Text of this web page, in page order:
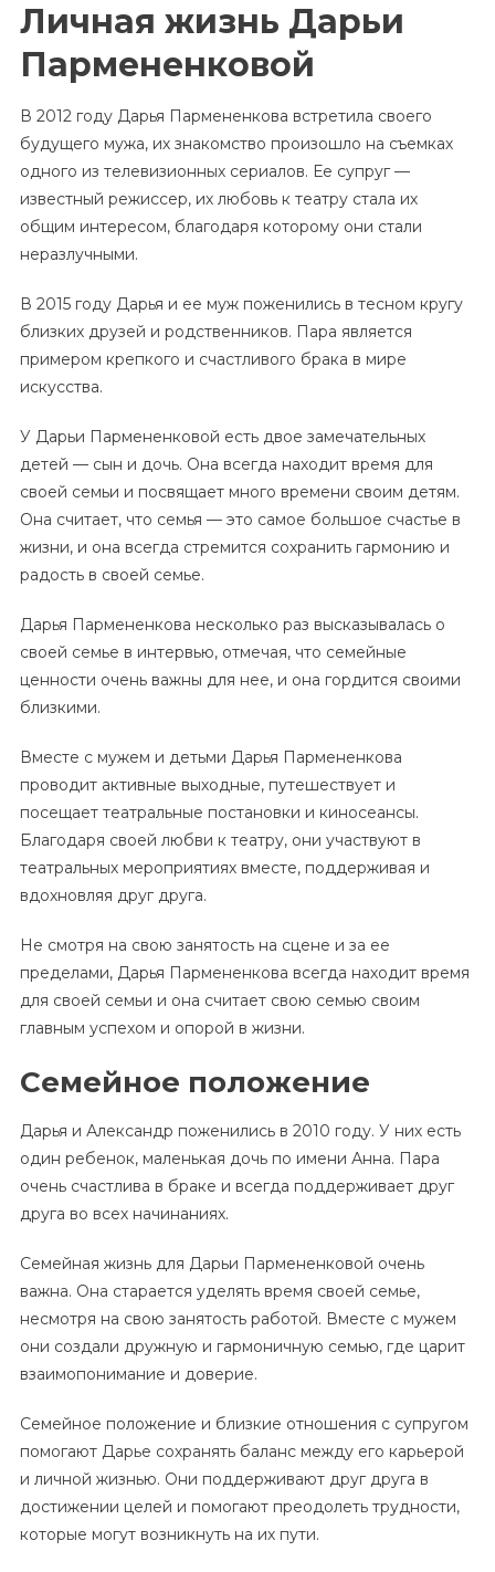
Личная жизнь Дарьи
Пармененковой
В 2012 году Дарья Пармененкова встретила своего
будущего мужа, их знакомство произошло на съемках
одного из телевизионных сериалов. Ее супруг —
известный режиссер, их любовь к театру стала их
общим интересом, благодаря которому они стали
неразлучными.
В 2015 году Дарья и ее муж поженились в тесном кругу
близких друзей и родственников. Пара является
примером крепкого и счастливого брака в мире
искусства.
У Дарьи Пармененковой есть двое замечательных
детей — сын и дочь. Она всегда находит время для
своей семьи и посвящает много времени своим детям.
Она считает, что семья — это самое большое счастье в
жизни, и она всегда стремится сохранить гармонию и
радость в своей семье.
Дарья Пармененкова несколько раз высказывалась о
своей семье в интервью, отмечая, что семейные
ценности очень важны для нее, и она гордится своими
близкими.
Вместе с мужем и детьми Дарья Пармененкова
проводит активные выходные, путешествует и
посещает театральные постановки и киносеансы.
Благодаря своей любви к театру, они участвуют в
театральных мероприятиях вместе, поддерживая и
вдохновляя друг друга.
Не смотря на свою занятость на сцене и за ее
пределами, Дарья Пармененкова всегда находит время
для своей семьи и она считает свою семью своим
главным успехом и опорой в жизни.
Семейное положение
Дарья и Александр поженились в 2010 году. У них есть
один ребенок, маленькая дочь по имени Анна. Пара
очень счастлива в браке и всегда поддерживает друг
друга во всех начинаниях.
Семейная жизнь для Дарьи Пармененковой очень
важна. Она старается уделять время своей семье,
несмотря на свою занятость работой. Вместе с мужем
они создали дружную и гармоничную семью, где царит
взаимопонимание и доверие.
Семейное положение и близкие отношения с супругом
помогают Дарье сохранять баланс между его карьерой
и личной жизнью. Они поддерживают друг друга в
достижении целей и помогают преодолеть трудности,
которые могут возникнуть на их пути.